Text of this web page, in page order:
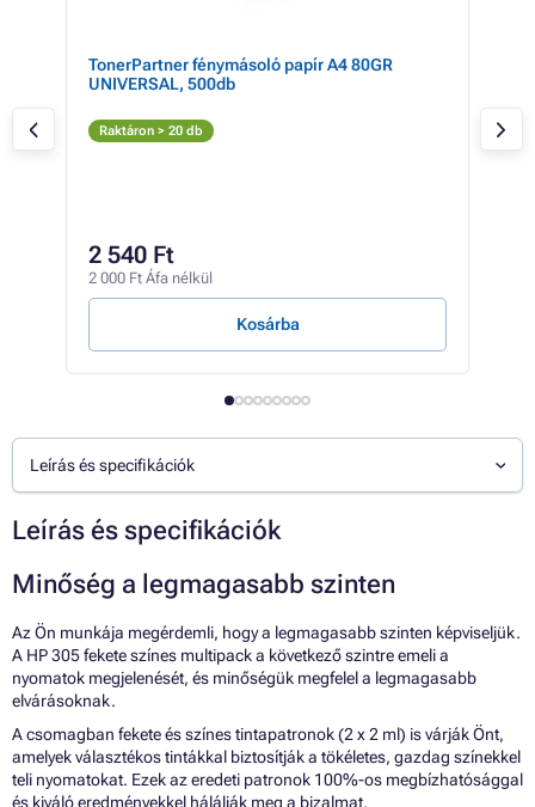
TonerPartner fénymásoló papír A4 80GR
UNIVERSAL, 500db
Raktáron > 20 db
2 540 Ft
2 000 Ft Áfa nélkül
Kosárba
Leírás és specifikációk
Leírás és specifikációk
Minőség a legmagasabb szinten
Az Ön munkája megérdemli, hogy a legmagasabb szinten képviseljük.
A HP 305 fekete színes multipack a következő szintre emeli a
nyomatok megjelenését, és minőségük megfelel a legmagasabb
elvárásoknak.
A csomagban fekete és színes tintapatronok (2 x 2 ml) is várják Önt,
amelyek választékos tintákkal biztosítják a tökéletes, gazdag színekkel
teli nyomatokat. Ezek az eredeti patronok 100%-os megbízhatósággal
és kiváló eredményekkel hálálják meg a bizalmat.